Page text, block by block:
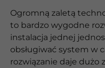
Ogromną zaletą
to bardzo wygodne
instalacja jednej
obsługiwać system w
rozwiązanie daje dużo